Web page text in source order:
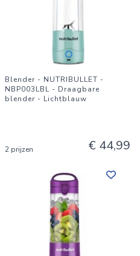
Blender - NUTRIBULLET -
NBP003LBL - Draagbare
blender - Lichtblauw
2 prijzen € 44,99